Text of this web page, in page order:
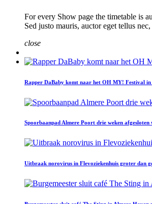
For every Show page the timetable is
Sed justo mauris, auctor eget tellus
close
Rapper DaBaby komt naar het OH MY! Festival in
Spoorbaanpad Almere Poort drie weken afgesloten
Uitbraak norovirus in Flevoziekenhuis groter dan